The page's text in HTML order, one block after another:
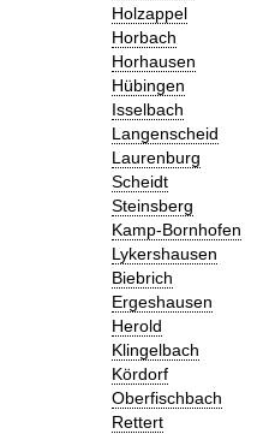
Holzappel
Horbach
Horhausen
Hübingen
Isselbach
Langenscheid
Laurenburg
Scheidt
Steinsberg
Kamp-Bornhofen
Lykershausen
Biebrich
Ergeshausen
Herold
Klingelbach
Kördorf
Oberfischbach
Rettert